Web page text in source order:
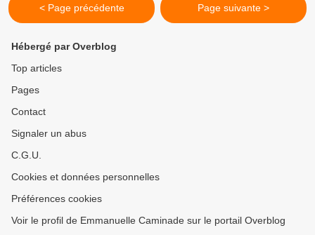
< Page précédente Page suivante >
Hébergé par Overblog
Top articles
Pages
Contact
Signaler un abus
C.G.U.
Cookies et données personnelles
Préférences cookies
Voir le profil de Emmanuelle Caminade sur le portail Overblog